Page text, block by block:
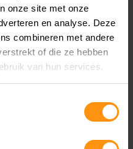
onze site met onze
en analyse. Deze
combineren met andere
of die ze hebben
van hun services.
ONS OP OVER